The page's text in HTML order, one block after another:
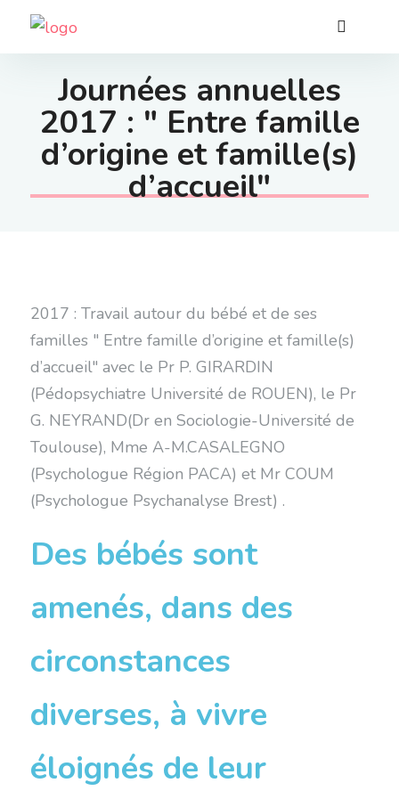
Journées annuelles
2017 : " Entre famille
d’origine et famille(s)
d’accueil"
2017 : Travail autour du bébé et de ses
familles " Entre famille d’origine et famille(s)
d’accueil" avec le Pr P. GIRARDIN
(Pédopsychiatre Université de ROUEN), le Pr
G. NEYRAND(Dr en Sociologie-Université de
Toulouse), Mme A-M.CASALEGNO
(Psychologue Région PACA) et Mr COUM
(Psychologue Psychanalyse Brest) .
Des bébés sont
amenés, dans des
circonstances
diverses, à vivre
éloignés de leur